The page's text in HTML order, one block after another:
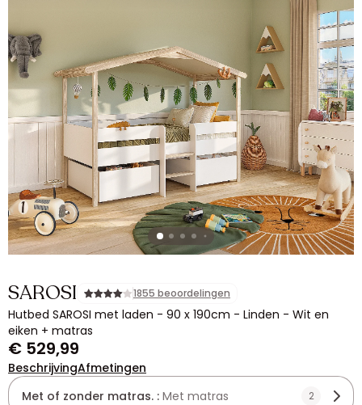
SAROSI 1855 beoordelingen
Hutbed SAROSI met laden - 90 x 190cm - Linden - Wit en
eiken + matras
€ 529,99
BeschrijvingAfmetingen
Met of zonder matras. : Met matras 2